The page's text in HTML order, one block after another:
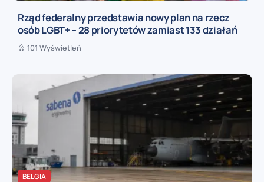
Rząd federalny przedstawia nowy plan na rzecz
osób LGBT+ – 28 priorytetów zamiast 133 działań
101 Wyświetleń
BELGIA